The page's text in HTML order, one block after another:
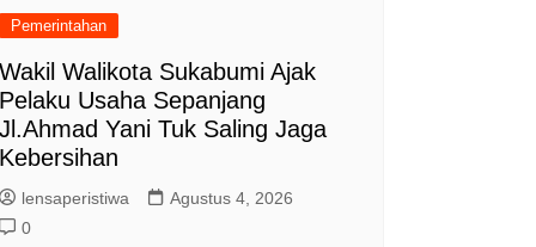
Pemerintahan
Walikota Sukabumi Ajak
Usaha Sepanjang
Yani Tuk Saling Jaga
lensaperistiwa
Agustus 4, 2026
0